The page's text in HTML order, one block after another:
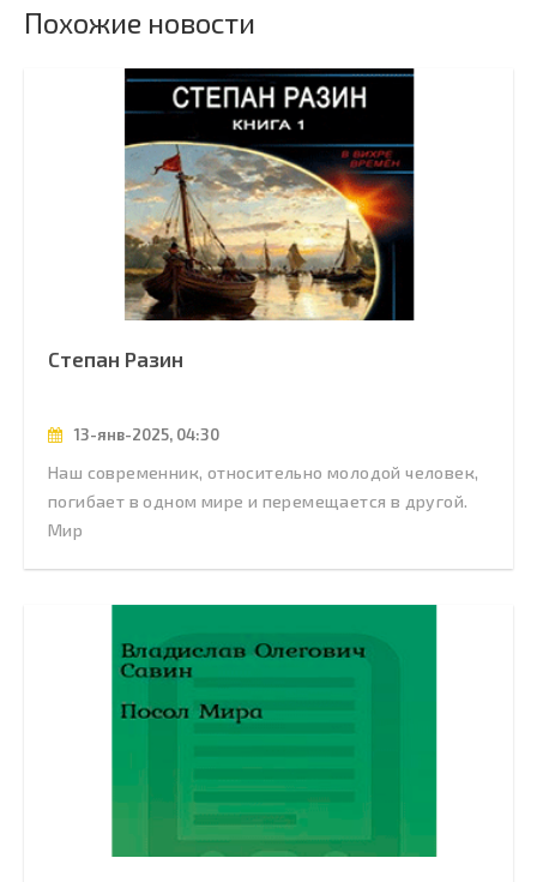
Похожие новости
Степан Разин
13-янв-2025, 04:30
Наш современник, относительно молодой человек,
погибает в одном мире и перемещается в другой.
Мир